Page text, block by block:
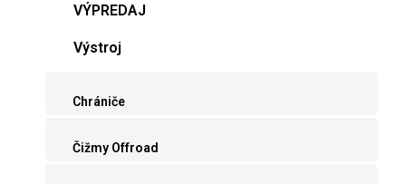
VÝPREDAJ
Výstroj
Chrániče
Čižmy Offroad